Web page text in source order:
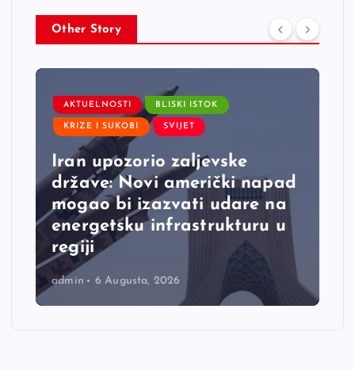
Other Story
AKTUELNOSTI BLISKI ISTOK
KRIZE I SUKOBI SVIJET
Iran upozorio zaljevske
države: Novi američki napad
mogao bi izazvati udare na
energetsku infrastrukturu u
regiji
admin 6 Augusta, 2026